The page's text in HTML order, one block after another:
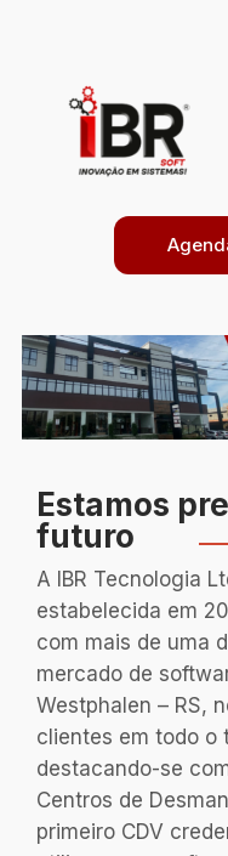
Estamos
futuro
A IBR Tecnologia
estabelecida em
com mais de uma
mercado de
Westphalen – RS,
clientes em todo o
destacando-se
Centros de
primeiro CDV